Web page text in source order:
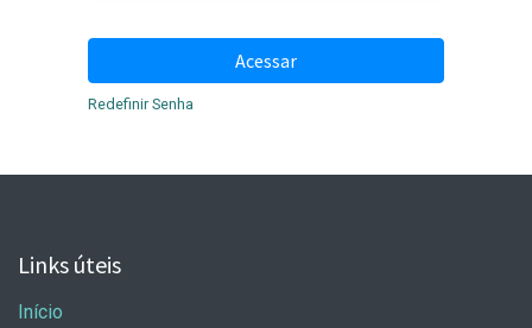
Acessar
Redefinir Senha
Links úteis
Início